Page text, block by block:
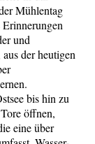
Mühlentag
und
der heutigen
bis hin zu
öffnen,
eine über